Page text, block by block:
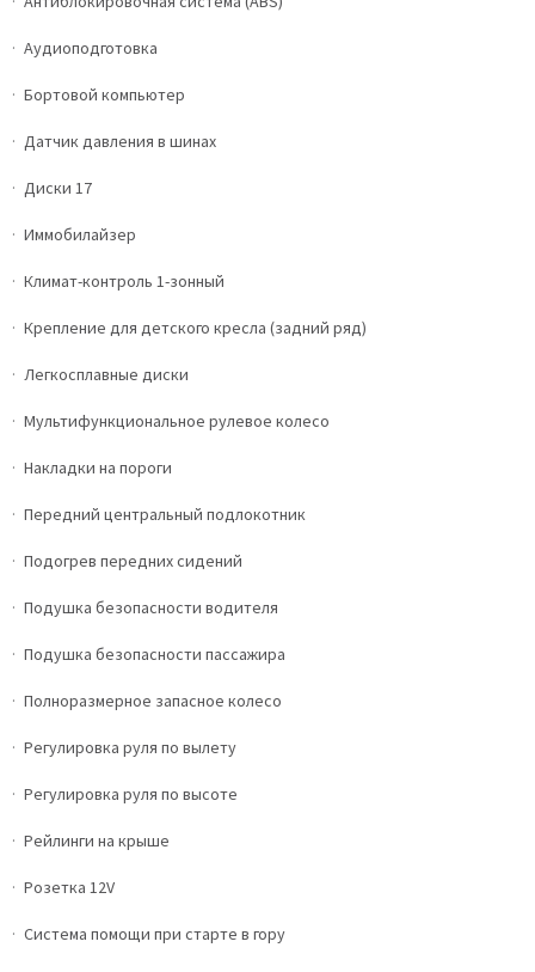
Аудиоподготовка
Бортовой компьютер
Датчик давления в шинах
Диски 17
Иммобилайзер
Климат-контроль 1-зонный
Крепление для детского кресла (задний ряд)
Легкосплавные диски
Мультифункциональное рулевое колесо
Накладки на пороги
Передний центральный подлокотник
Подогрев передних сидений
Подушка безопасности водителя
Подушка безопасности пассажира
Полноразмерное запасное колесо
Регулировка руля по вылету
Регулировка руля по высоте
Рейлинги на крыше
Розетка 12V
Система помощи при старте в гору